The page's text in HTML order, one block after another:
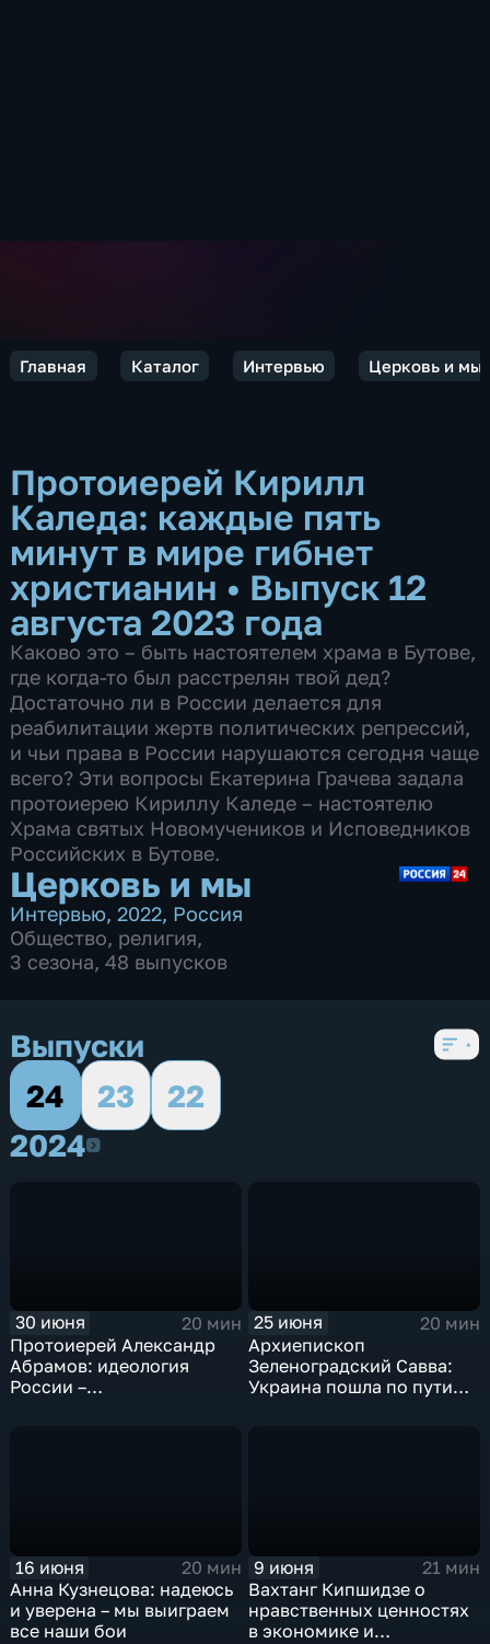
Главная Каталог Интервью Церковь и мы
Протоиерей Кирилл
Каледа: каждые пять
минут в мире гибнет
христианин • Выпуск 12
августа 2023 года
Каково это – быть настоятелем храма в Бутове,
где когда-то был расстрелян твой дед?
Достаточно ли в России делается для
реабилитации жертв политических репрессий,
и чьи права в России нарушаются сегодня чаще
всего? Эти вопросы Екатерина Грачева задала
протоиерею Кириллу Каледе – настоятелю
Храма святых Новомучеников и Исповедников
Российских в Бутове.
Церковь и мы
Интервью,2022, Россия
Общество, религия,
3 сезона, 48 выпусков
Выпуски
24
23
22
20242024
30 июня
20 мин
Протоиерей Александр
Абрамов: идеология
России –
25 июня
20 мин
Архиепископ
Зеленоградский Савва:
Украина пошла по пути
16 июня
20 мин
Анна Кузнецова: надеюсь
и уверена – мы выиграем
все наши бои
9 июня
21 мин
Вахтанг Кипшидзе о
нравственных ценностях
в экономике и